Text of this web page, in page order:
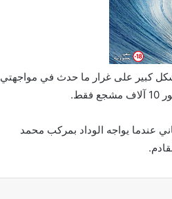
كبير على غرار ما حدث في مواجهتي
عندما يواجه الوداد بمركب محمد